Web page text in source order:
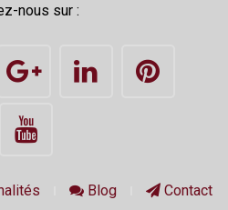
nous sur :
Blog Contact